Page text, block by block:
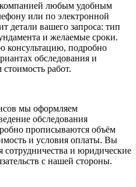
компанией любым удобным
или по электронной
детали вашего запроса: тип
и желаемые сроки.
консультацию, подробно
обследования и
работ.
мы оформляем
обследования
прописываются объём
и условия оплаты. Вы
сотрудничества и юридические
с нашей стороны.